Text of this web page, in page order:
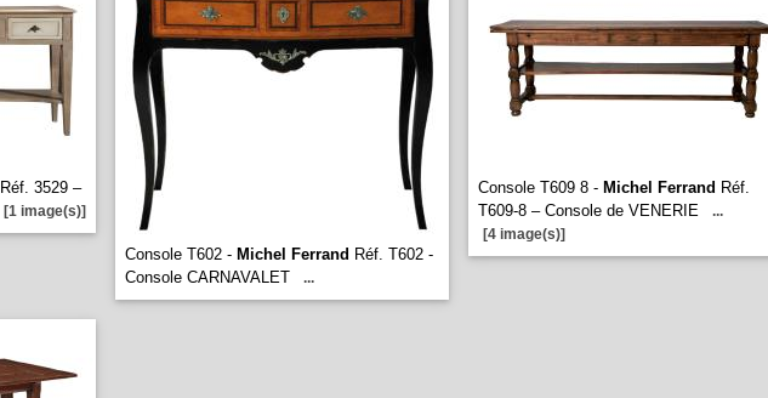
Réf. 3529 –
[1 image(s)]
Console T602 - Michel Ferrand Réf. T602 -
Console CARNAVALET
...
Console T609 8 - Michel Ferrand Réf.
T609-8 – Console de VENERIE
...
[4 image(s)]